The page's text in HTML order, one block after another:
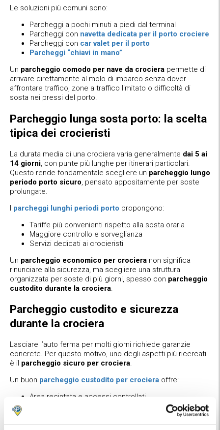
Le soluzioni più comuni sono:
Parcheggi a pochi minuti a piedi dal terminal
Parcheggi con navetta dedicata per il porto crociere
Parcheggi con car valet per il porto
Parcheggi “chiavi in mano”
Un parcheggio comodo per nave da crociera permette di
arrivare direttamente al molo di imbarco senza dover
affrontare traffico, zone a traffico limitato o difficoltà di
sosta nei pressi del porto.
Parcheggio lunga sosta porto: la scelta
tipica dei crocieristi
La durata media di una crociera varia generalmente dai 5 ai
14 giorni, con punte più lunghe per itinerari particolari.
Questo rende fondamentale scegliere un parcheggio lungo
periodo porto sicuro, pensato appositamente per soste
prolungate.
I parcheggi lunghi periodi porto propongono:
Tariffe più convenienti rispetto alla sosta oraria
Maggiore controllo e sorveglianza
Servizi dedicati ai crocieristi
Un parcheggio economico per crociera non significa
rinunciare alla sicurezza, ma scegliere una struttura
organizzata per soste di più giorni, spesso con parcheggio
custodito durante la crociera.
Parcheggio custodito e sicurezza
durante la crociera
Lasciare l’auto ferma per molti giorni richiede garanzie
concrete. Per questo motivo, uno degli aspetti più ricercati
è il parcheggio sicuro per crociera.
Un buon parcheggio custodito per crociera offre:
Area recintata e accessi controllati